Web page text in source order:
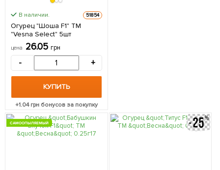
В наличии. 51854
Огурец "Шоша F1" ТМ
"Vesna Select" 5шт
цена 26.05 грн
- +
КУПИТЬ
+1.04грн бонусов за покупку
САМООПЫЛЯЕМЫЙ